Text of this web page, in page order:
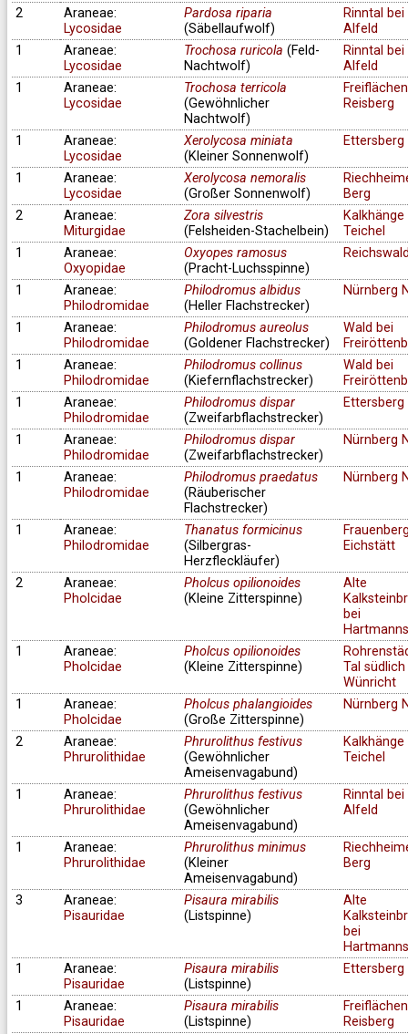
2
Araneae:
Lycosidae
Pardosa riparia
(Säbellaufwolf)
Rinntal bei
Alfeld
1
Araneae:
Lycosidae
Trochosa ruricola (Feld-
Nachtwolf)
Rinntal bei
Alfeld
1
Araneae:
Lycosidae
Trochosa terricola
(Gewöhnlicher
Nachtwolf)
Reisberg
1
Araneae:
Lycosidae
Xerolycosa miniata
(Kleiner Sonnenwolf)
Ettersberg
1
Araneae:
Lycosidae
Xerolycosa nemoralis
(Großer Sonnenwolf)
Berg
2
Araneae:
Miturgidae
Zora silvestris
(Felsheiden-Stachelbein)
Kalkhänge
Teichel
1
Araneae:
Oxyopidae
Oxyopes ramosus
(Pracht-Luchsspinne)
1
Araneae:
Philodromidae
Philodromus albidus
(Heller Flachstrecker)
Nürnberg
1
Araneae:
Philodromidae
Philodromus aureolus
(Goldener Flachstrecker)
Wald bei
1
Araneae:
Philodromidae
Philodromus collinus
(Kiefernflachstrecker)
Wald bei
1
Araneae:
Philodromidae
Philodromus dispar
(Zweifarbflachstrecker)
Ettersberg
1
Araneae:
Philodromidae
Philodromus dispar
(Zweifarbflachstrecker)
Nürnberg
1
Araneae:
Philodromidae
Philodromus praedatus
(Räuberischer
Flachstrecker)
Nürnberg
1
Araneae:
Philodromidae
Thanatus formicinus
(Silbergras-
Herzfleckläufer)
Eichstätt
2
Araneae:
Pholcidae
Pholcus opilionoides
(Kleine Zitterspinne)
Alte
bei
1
Araneae:
Pholcidae
Pholcus opilionoides
(Kleine Zitterspinne)
Tal
Wünricht
1
Araneae:
Pholcidae
Pholcus phalangioides
(Große Zitterspinne)
Nürnberg
2
Araneae:
Phrurolithidae
Phrurolithus festivus
(Gewöhnlicher
Ameisenvagabund)
Kalkhänge
Teichel
1
Araneae:
Phrurolithidae
Phrurolithus festivus
(Gewöhnlicher
Ameisenvagabund)
Rinntal bei
Alfeld
1
Araneae:
Phrurolithidae
Phrurolithus minimus
(Kleiner
Ameisenvagabund)
Berg
3
Araneae:
Pisauridae
Pisaura mirabilis
(Listspinne)
Alte
bei
1
Araneae:
Pisauridae
Pisaura mirabilis
(Listspinne)
Ettersberg
1
Araneae:
Pisauridae
Pisaura mirabilis
(Listspinne)
Reisberg